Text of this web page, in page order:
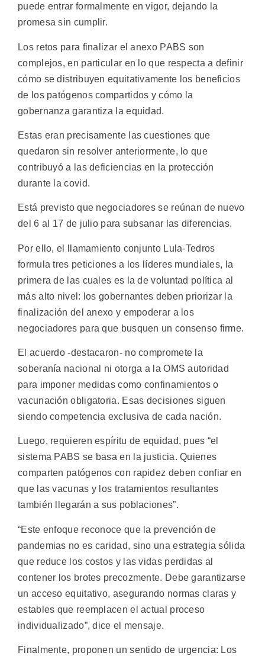
puede entrar formalmente en vigor, dejando la
promesa sin cumplir.
Los retos para finalizar el anexo PABS son
complejos, en particular en lo que respecta a definir
cómo se distribuyen equitativamente los beneficios
de los patógenos compartidos y cómo la
gobernanza garantiza la equidad.
Estas eran precisamente las cuestiones que
quedaron sin resolver anteriormente, lo que
contribuyó a las deficiencias en la protección
durante la covid.
Está previsto que negociadores se reúnan de nuevo
del 6 al 17 de julio para subsanar las diferencias.
Por ello, el llamamiento conjunto Lula-Tedros
formula tres peticiones a los líderes mundiales, la
primera de las cuales es la de voluntad política al
más alto nivel: los gobernantes deben priorizar la
finalización del anexo y empoderar a los
negociadores para que busquen un consenso firme.
El acuerdo -destacaron- no compromete la
soberanía nacional ni otorga a la OMS autoridad
para imponer medidas como confinamientos o
vacunación obligatoria. Esas decisiones siguen
siendo competencia exclusiva de cada nación.
Luego, requieren espíritu de equidad, pues “el
sistema PABS se basa en la justicia. Quienes
comparten patógenos con rapidez deben confiar en
que las vacunas y los tratamientos resultantes
también llegarán a sus poblaciones”.
“Este enfoque reconoce que la prevención de
pandemias no es caridad, sino una estrategia sólida
que reduce los costos y las vidas perdidas al
contener los brotes precozmente. Debe garantizarse
un acceso equitativo, asegurando normas claras y
estables que reemplacen el actual proceso
individualizado”, dice el mensaje.
Finalmente, proponen un sentido de urgencia: Los